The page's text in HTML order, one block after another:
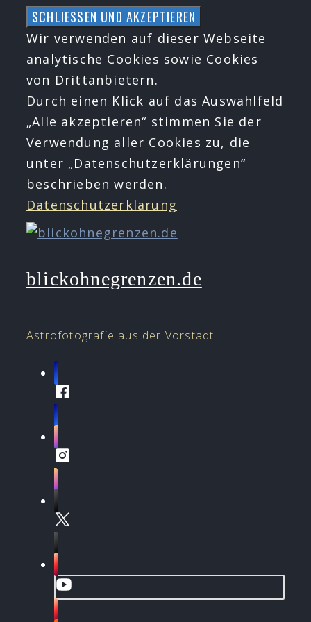
Zum
Inhalt
springen
Wir verwenden auf dieser Webseite
analytische Cookies sowie Cookies
von Drittanbietern.
Durch einen Klick auf das Auswahlfeld
„Alle akzeptieren“ stimmen Sie der
Verwendung aller Cookies zu, die
unter „Datenschutzerklärungen“
beschrieben werden.
Datenschutzerklärung
blickohnegrenzen.de
Astrofotografie aus der Vorstadt